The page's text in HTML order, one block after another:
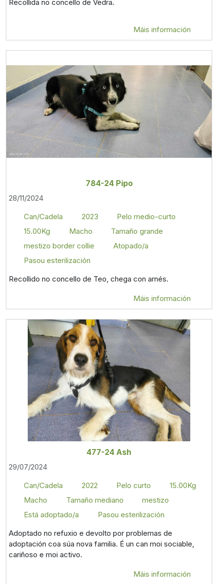
Recollida no concello de Vedra.
Máis información
784-24 Pipo
28/11/2024
Can/Cadela
2023
Pelo medio-curto
15.00Kg
Macho
Tamaño grande
mestizo border collie
Atopado/a
Pasou esterilización
Recollido no concello de Teo, chega con arnés.
Máis información
477-24 Ash
29/07/2024
Can/Cadela
2022 Pelo curto
15.00Kg
Macho
Tamaño mediano
mestizo
Está adoptado/a
Pasou esterilización
Adoptado no refuxio e devolto por problemas de
adoptación coa súa nova familia. É un can moi sociable,
cariñoso e moi activo.
Máis información